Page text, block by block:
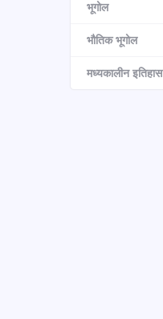
भूगोल
भौतिक भूगोल
मध्यकालीन इतिहास